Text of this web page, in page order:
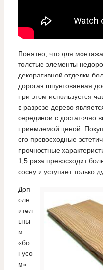
Понятно, что для
толстые элементы
декоративной отделки
дорогая шпунтованная
при этом используется
в разрезе дерево
серединой с достаточно
приемлемой ценой.
его превосходные
прочностные
1,5 раза превосходит
сосну и уступает только
Доп
олн
ител
ьны
м
«бо
нусо
м»